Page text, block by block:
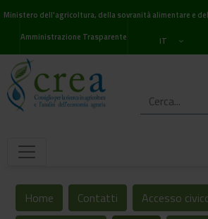
Ministero dell'agricoltura, della sovranità alimentare e
Amministrazione Trasparente
IT
Home Contatti
Accesso